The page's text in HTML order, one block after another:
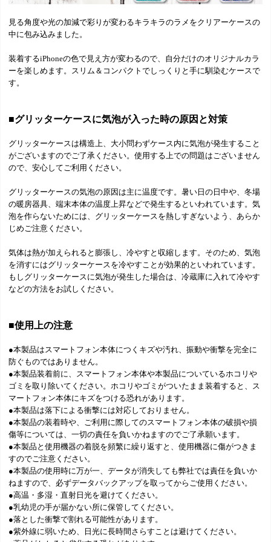
見る角度や光の加減で彩りが変わるキラキラのラメをクリアーケースの
中に包み込みました。
装着するiPhoneの色で見え方が変わるので、自分だけのオリジナルカラ
ーを楽しめます。スリム＆コンパクトでしっくりと手に馴染むケースで
す。
■グリッターケースに気泡が入った時の原因と対策
グリッターケースは構造上、大小問わずケース内に気泡が発生すること
がございますのでご了承ください。使用する上での問題はございません
ので、安心してご利用ください。
グリッターケースの気泡の原因は主に温度です。暑い日の日中や、冬場
の暖房器具、端末本体の温度上昇などで発生するといわれています。気
泡を作らないためには、グリッターケースを熱しすぎないよう、あらか
じめご注意ください。
気体は熱が加えられると膨張し、冷やすと収縮します。そのため、気泡
を消すにはグリッターケースを冷やすことが効果的といわれています。
もしグリッターケースに気泡が発生した場合は、冷蔵庫に入れて冷やす
などの方法をお試しください。
■使用上の注意
●本製品はスマートフォン本体につくキズや汚れ、振動や衝撃を完全に
防ぐものではありません。
●本製品装着前に、スマートフォン本体や本製品についているホコリや
ゴミを取り除いてください。ホコリやゴミがついたまま装着すると、ス
マートフォン本体にキズをつける恐れがあります。
●本製品は落下による衝撃には対応しておりません。
●本製品の装着時や、ご利用に際してのスマートフォン本体の破損や損
傷等については、一切の責任を負いかねますのでご了承願います。
●本製品と使用機器の着脱を頻繁に繰り返すと、使用機器に傷がつきま
すのでご注意ください。
●本製品の使用時に万が一、データが消失しても弊社では責任を負いか
ねますので、必ずデータバックアップを取ってからご使用ください。
●高温・多湿・直射日光を避けてください。
●乳幼児の手が届かない所に保管してください。
●落とした衝撃で割れる可能性があります。
●紫外線に弱いため、日光に長時間さらすことは避けてください。